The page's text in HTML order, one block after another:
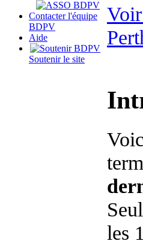
Contacter l'équipe
BDPV
Aide
Soutenir le site
les